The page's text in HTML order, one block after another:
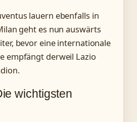
lauern ebenfalls in
geht es nun auswärts
bevor eine internationale
empfängt derweil Lazio
wichtigsten